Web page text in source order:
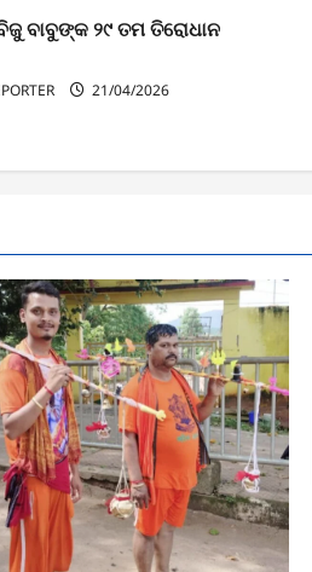
ବାବୁଙ୍କ ୨୯ ତମ ତିରୋଧାନ
21/04/2026